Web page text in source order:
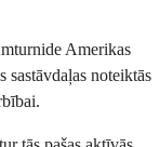
Amerikas
sastāvdaļas noteiktās